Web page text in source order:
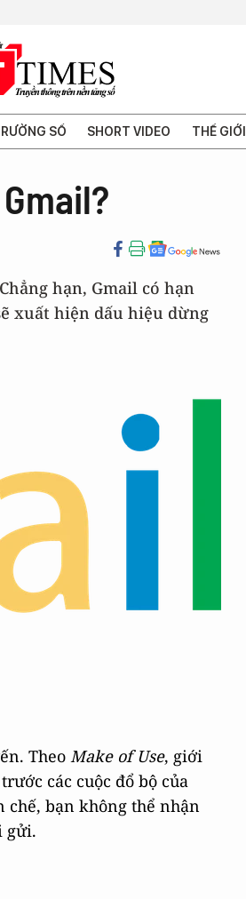
SỐ SHORT VIDEO THẾ GIỚI
hạn, Gmail có hạn
xuất hiện dấu hiệu dừng
Theo Make of Use, giới
các cuộc đổ bộ của
chế, bạn không thể nhận
gửi.